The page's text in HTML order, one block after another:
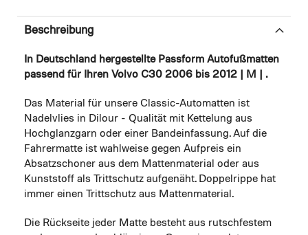
Beschreibung
In Deutschland hergestellte Passform Autofußmatten
passend für Ihren Volvo C30 2006 bis 2012 | M | .
Das Material für unsere Classic-Automatten ist
Nadelvlies in Dilour - Qualität mit Kettelung aus
Hochglanzgarn oder einer Bandeinfassung. Auf die
Fahrermatte ist wahlweise gegen Aufpreis ein
Absatzschoner aus dem Mattenmaterial oder aus
Kunststoff als Trittschutz aufgenäht. Doppelrippe hat
immer einen Trittschutz aus Mattenmaterial.
Die Rückseite jeder Matte besteht aus rutschfestem